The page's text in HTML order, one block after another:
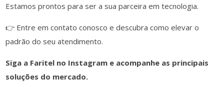
Estamos prontos para ser a sua parceira em tecnologia.
👉 Entre em contato conosco e descubra como elevar o
padrão do seu atendimento.
Siga a Faritel no Instagram e acompanhe as principais
soluções do mercado.